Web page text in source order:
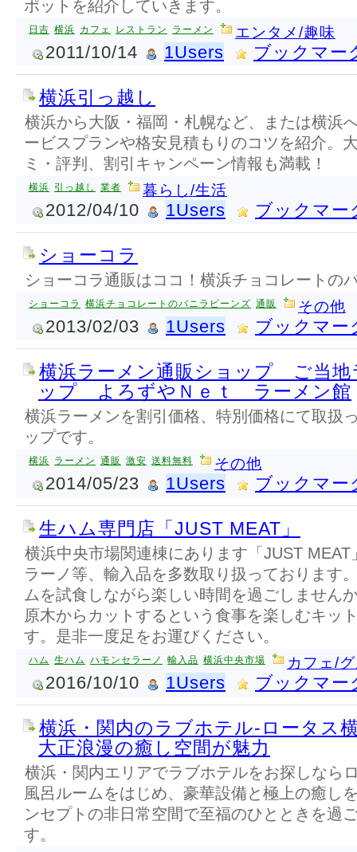
ポットを紹介していきます。
日吉 横浜 カフェ レストラン ラーメン エンタメ/趣味
2011/10/14 1Users ブックマー
横浜引っ越し
横浜から大阪・福岡・札幌など、または横浜
ービスプランや格安見積もりのコツを紹介。
ミ・評判、割引キャンペーン情報も満載！
横浜 引っ越し 業者 暮らし/生活
2012/04/10 1Users ブックマー
ショーコラ
ショーコラ通販はココ！横浜チョコレートの
ショーコラ 横浜チョコレートのバニラビーンズ 通販 その他
2013/02/03 1Users ブックマー
横浜ラーメン通販ショップ ご当地
ップ よろずやＮｅｔ ラーメン館
横浜ラーメンを割引価格、特別価格にて取扱
ップです。
横浜 ラーメン 通販 激安 送料無料 その他
2014/05/23 1Users ブックマー
生ハム専門店「JUST MEAT」
横浜中央市場関連棟にあります「JUST
ラーノ等、輸入品を多数取り扱っております
ムを試食しながら楽しい時間を過ごしません
原木からカットするという食事を楽しむキッ
す。是非一度足をお運びください。
ハム 生ハム ハモンセラーノ 輸入品 横浜中央市場 カフェ/
2016/10/10 1Users ブックマー
横浜・関内のラブホテル-ロータス
大正浪漫の癒し空間が魅力
横浜・関内エリアでラブホテルをお探しなら
風呂ルームをはじめ、豪華設備と極上の癒し
ンセプトの非日常空間で至福のひとときを過
す。